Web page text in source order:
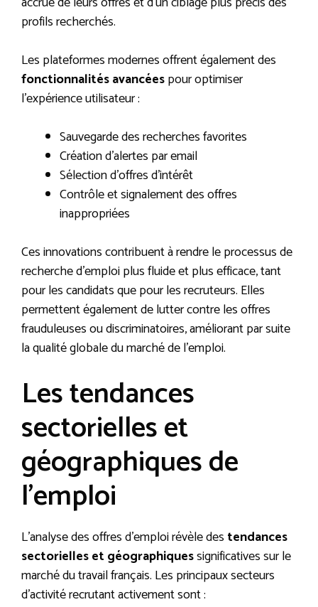
profils recherchés.
Les plateformes modernes offrent également des
fonctionnalités avancéespour optimiser
l’expérience utilisateur :
Sauvegarde des recherches favorites
Création d’alertes par email
Sélection d’offres d’intérêt
Contrôle et signalement des offres
inappropriées
Ces innovations contribuent à rendre le processus de
recherche d’emploi plus fluide et plus efficace, tant
pour les candidats que pour les recruteurs. Elles
permettent également de lutter contre les offres
frauduleuses ou discriminatoires, améliorant par suite
la qualité globale du marché de l’emploi.
Les tendances
sectorielles et
géographiques de
l’emploi
L’analyse des offres d’emploi révèle des tendances
sectorielles et géographiquessignificatives sur le
marché du travail français. Les principaux secteurs
d’activité recrutant activement sont :